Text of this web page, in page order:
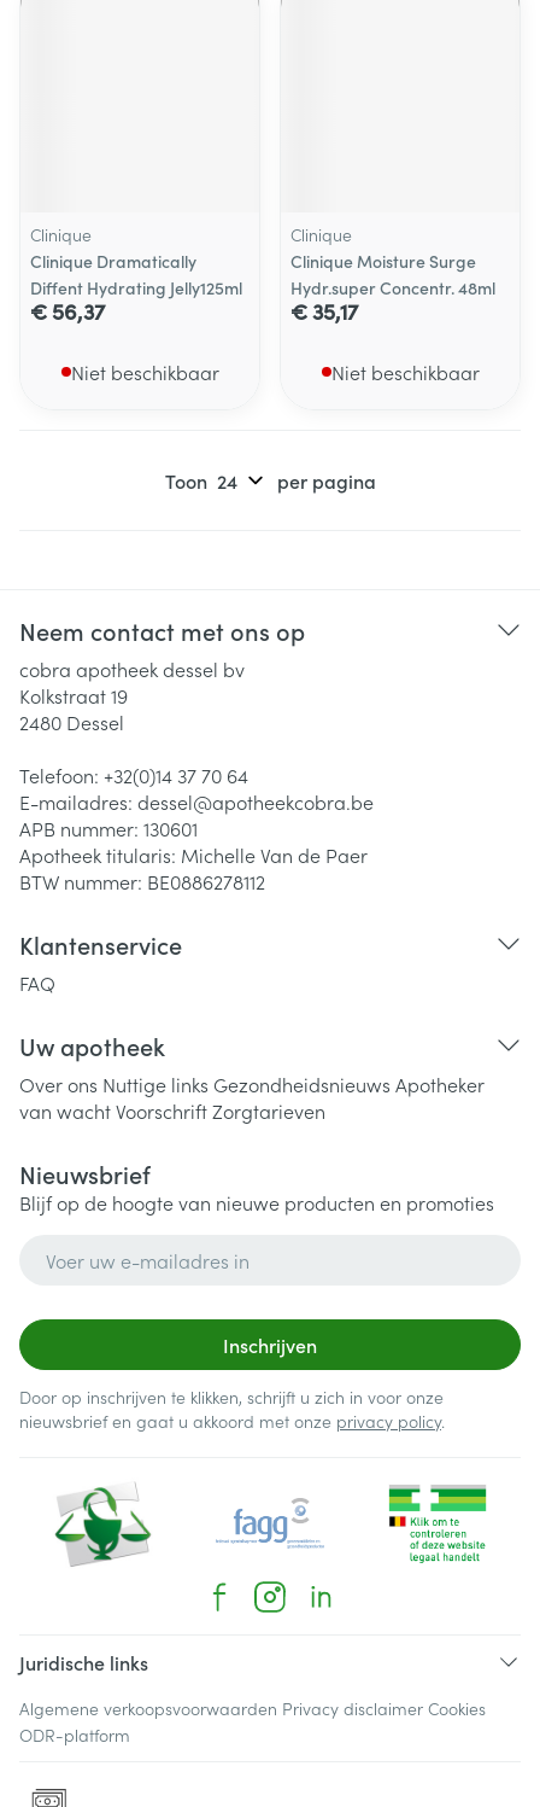
Clinique
Clinique Dramatically
Diffent Hydrating Jelly125ml
€ 56,37
Niet beschikbaar
Clinique
Clinique Moisture Surge
Hydr.super Concentr. 48ml
€ 35,17
Niet beschikbaar
Toon per pagina
Neem contact met ons op
cobra apotheek dessel bv
Kolkstraat 19
2480 Dessel
Telefoon: +32(0)14 37 70 64
E-mailadres: dessel@apotheekcobra.be
APB nummer: 130601
Apotheek titularis: Michelle Van de Paer
BTW nummer: BE0886278112
Klantenservice
FAQ
Uw apotheek
Over ons Nuttige links Gezondheidsnieuws Apotheker
van wachtVoorschriftZorgtarieven
Nieuwsbrief
Blijf op de hoogte van nieuwe producten en promoties
Inschrijven
Door op inschrijven te klikken, schrijft u zich in voor onze
nieuwsbrief en gaat u akkoord met onze privacy policy.
Juridische links
Algemene verkoopsvoorwaarden Privacy disclaimer Cookies
ODR-platform